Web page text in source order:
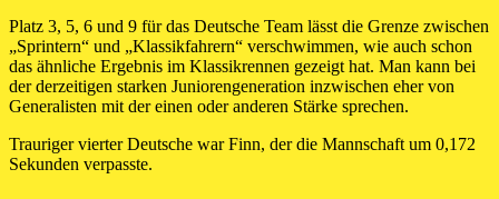
Platz 3, 5, 6 und 9 für das Deutsche Team lässt die Grenze zwischen
„Sprintern“ und „Klassikfahrern“ verschwimmen, wie auch schon
das ähnliche Ergebnis im Klassikrennen gezeigt hat. Man kann bei
der derzeitigen starken Juniorengeneration inzwischen eher von
Generalisten mit der einen oder anderen Stärke sprechen.
Trauriger vierter Deutsche war Finn, der die Mannschaft um 0,172
Sekunden verpasste.